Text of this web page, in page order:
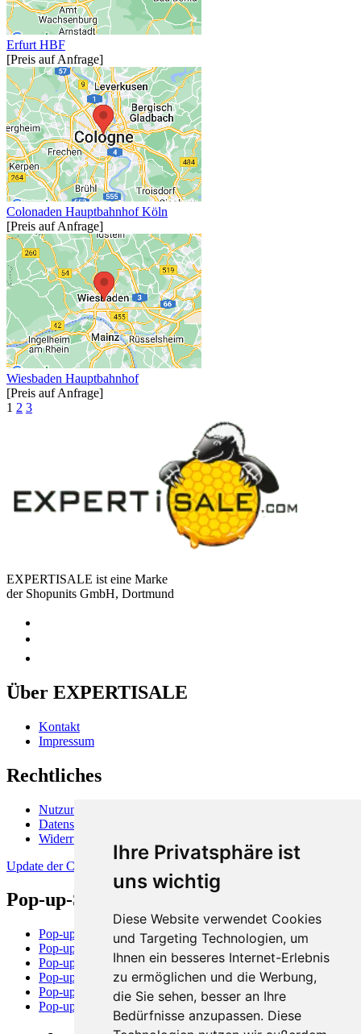
Ihre Privatsphäre ist
uns wichtig
Diese Website verwendet Cookies
und Targeting Technologien, um
Ihnen ein besseres Internet-Erlebnis
zu ermöglichen und die Werbung,
die Sie sehen, besser an Ihre
Bedürfnisse anzupassen. Diese
Erfurt HBF
[Preis auf Anfrage]
Colonaden Hauptbahnhof Köln
[Preis auf Anfrage]
Wiesbaden Hauptbahnhof
[Preis auf Anfrage]
1 2 3
EXPERTISALE ist eine Marke
der Shopunits GmbH, Dortmund
Über EXPERTISALE
Kontakt
Impressum
Rechtliches
Nutzungsbedingungen
Datenschutzerklärung
Widerrufsbelehrung
Update der Cookie-Präferenzen
Pop-up-Stores und -Flächen
Pop-up-Store in Berlin
Pop-up-Store in Hamburg
Pop-up-Store in München
Pop-up-Store in Dortmund
Pop-up-Store in Rostock
Pop-up-Store in Stuttgart